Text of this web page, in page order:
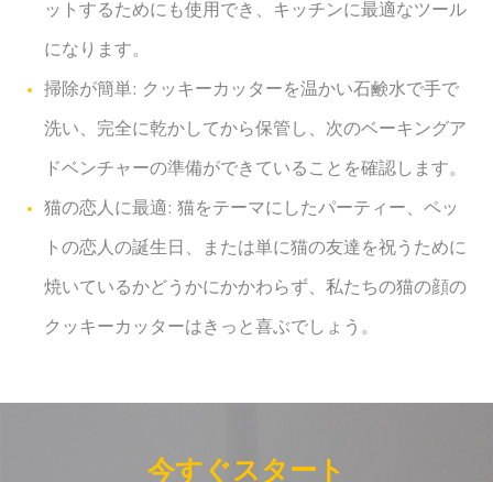
ットするためにも使用でき、キッチンに最適なツール
になります。
掃除が簡単: クッキーカッターを温かい石鹸水で手で
洗い、完全に乾かしてから保管し、次のベーキングア
ドベンチャーの準備ができていることを確認します。
猫の恋人に最適: 猫をテーマにしたパーティー、ペッ
トの恋人の誕生日、または単に猫の友達を祝うために
焼いているかどうかにかかわらず、私たちの猫の顔の
クッキーカッターはきっと喜ぶでしょう。
今すぐスタート